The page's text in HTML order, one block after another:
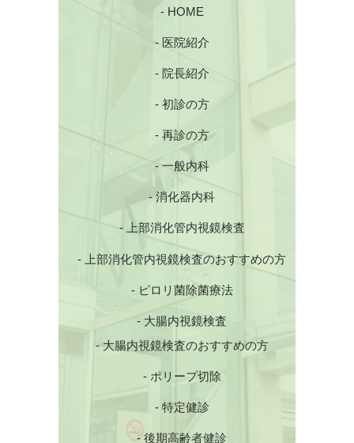
- HOME
- 医院紹介
- 院長紹介
- 初診の方
- 再診の方
- 一般内科
- 消化器内科
- 上部消化管内視鏡検査
- 上部消化管内視鏡検査のおすすめの方
- ピロリ菌除菌療法
- 大腸内視鏡検査
- 大腸内視鏡検査のおすすめの方
- ポリープ切除
- 特定健診
- 後期高齢者健診